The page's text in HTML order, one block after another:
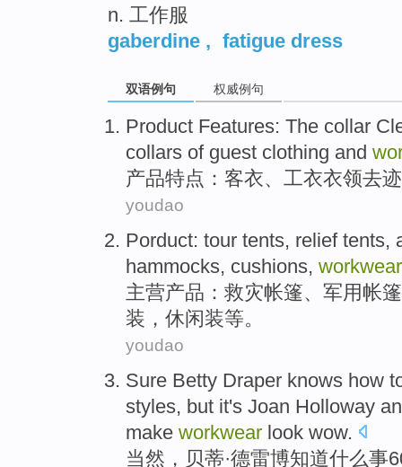
n. 工作服
gaberdine , fatigue dress
双语例句 权威例句
Product Features: The collar
collars of guest clothing and
产品特点 ： 客衣、工衣衣领去迹
youdao
Porduct: tour tents, relieftents,
hammocks, cushions, workwear
主营产品 ： 救灾帐篷、 军用帐
装， 休闲装等。
youdao
Sure Betty Draper knows how
styles, but it's Joan Holloway
make workwear look wow.
当然 ，贝蒂·德雷博知道什么事